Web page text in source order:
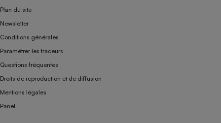
Plan du site
Newsletter
Conditions générales
Paramétrer les traceurs
Questions fréquentes
Droits de reproduction et de diffusion
Mentions légales
Panel